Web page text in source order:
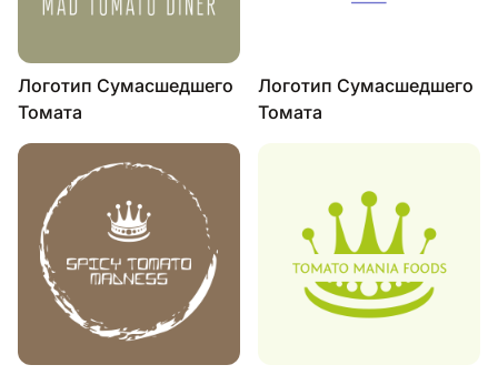
Логотип Сумасшедшего
Томата
Логотип Сумасшедшего
Томата